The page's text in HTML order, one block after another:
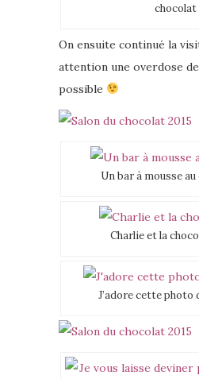
chocolat
On ensuite continué la
attention une overdose
possible
Un bar à mousse
Charlie et la
J’adore cette photo